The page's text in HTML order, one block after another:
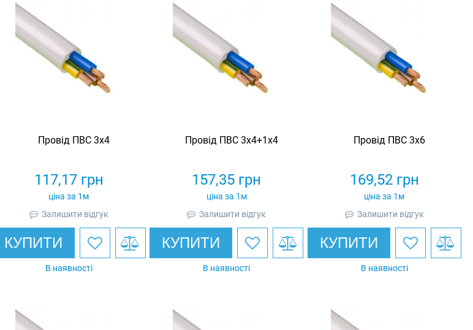
Провід ПВС 3х4
117,17грн
ціна за 1м
Залишити відгук
КУПИТИ
В наявності
Провід ПВС 3х4+1х4
157,35 грн
ціна за 1м
Залишити відгук
КУПИТИ
В наявності
Провід ПВС 3х6
169,52грн
ціна за 1м
Залишити відгук
КУПИТИ
В наявності